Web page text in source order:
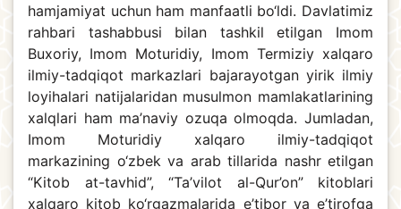
hamjamiyat uchun ham manfaatli bo‘ldi. Davlatimiz
rahbari tashabbusi bilan tashkil etilgan Imom
Buxoriy, Imom Moturidiy, Imom Termiziy xalqaro
ilmiy-tadqiqot markazlari bajarayotgan yirik ilmiy
loyihalari natijalaridan musulmon mamlakatlarining
xalqlari ham ma’naviy ozuqa olmoqda. Jumladan,
Imom Moturidiy xalqaro ilmiy-tadqiqot
markazining o‘zbek va arab tillarida nashr etilgan
“Kitob at-tavhid”, “Ta’vilot al-Qur’on” kitoblari
xalqaro kitob ko‘rgazmalarida e’tibor va e’tirofga